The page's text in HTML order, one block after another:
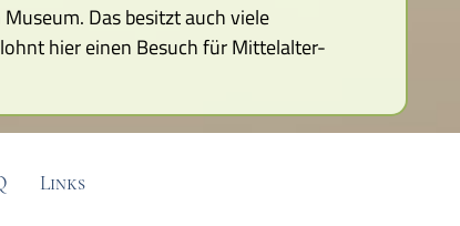
Das besitzt auch viele
hier einen Besuch für Mittelalter-
Links